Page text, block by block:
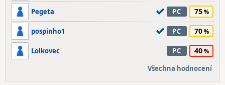
Pegeta PC 75
pospinho1 PC 70
Lolkovec PC 40
Všechna hodnocení